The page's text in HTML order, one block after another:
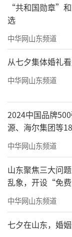
珠海市美术家协会
事颁发证书
“共和国勋章”
选
中华网山东频道
从七夕集体婚礼
中华网山东频道
2024中国品牌
源、海尔集团等
中华网山东频道
山东聚焦三大问
乱象，开设“免
例70%以上
中华网山东频道
七夕在山东，婚